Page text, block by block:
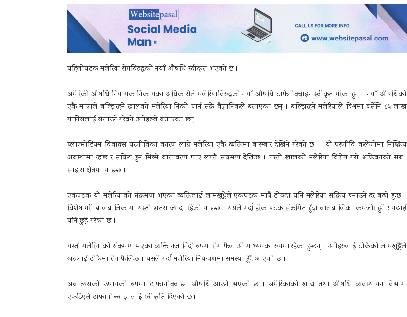
पहिलोपटक मलेरिया रोगविरुद्धको नयाँ औषधि स्वीकृत भएको छ ।
अमेरिकी औषधि नियामक निकायका अधिकारीले मलेरियाविरुद्धको नयाँ औषधि टाफेनोक्वाइन स्वीकृत गरेका हुन् । नयाँ औषधिको
एकै मात्राले बल्झिरहने खालको मलेरिया निको पार्न सक्ने वैज्ञानिकले बताएका छन् । बल्झिरहने मलेरियाले विश्वमा बर्सेनि ८५ लाख
मानिसलाई सताउने गरेको उनीहरुले बताएका छन् ।
प्लाज्मोडियम विवाक्स परजीविका कारण लाग्ने मलेरिया एकै व्यक्तिमा बारम्बार देखिने गरेको छ । यो परजीवि कलेजोमा निष्क्रिय
अवस्थामा रहन्छ र सक्रिय हुन मिल्ने वातावरण पाए लगत्तै संक्रमण देखिन्छ । यस्तो खालको मलेरिया विशेष गरी अफ्रिकाको सब–
साहारा क्षेत्रमा पाइन्छ ।
एकपटक यो मलेरियाको संक्रमण भएका व्यक्तिलाई लामखुट्टेले एकपटक मात्रै टोक्दा पनि मलेरिया सक्रिय बनाउने दर बढी हुन्छ ।
विशेष गरी बालबालिकामा यस्तो खतरा ज्यादा रहेको पाइन्छ । यसले गर्दा हरेक पटक संक्रमित हुँदा बालबालिका कमजोर हुने र पढाई
पनि छुट्ने गरेको छ ।
यस्तो मलेरियाको संक्रमण भएका व्यक्ति नजानिदो रुपमा रोग फैलाउने माध्यमका रुपमा रहेका हुन्छन् । उनीहरुलाई टोकेको लामखुट्टेले
अरुलाई टोकेमा रोग फैलिन्छ । यसले गर्दा मलेरिया नियन्त्रणमा समस्या हुँदै आएको छ ।
अब त्यसको उपायको रुपमा टाफानोक्वाइन औषधि आउने भएको छ । अमेरिकाको खाद्य तथा औषधि व्यवस्थापन विभाग,
एफडिएले टाफानोक्वाइनलाई स्वीकृति दिएको छ ।